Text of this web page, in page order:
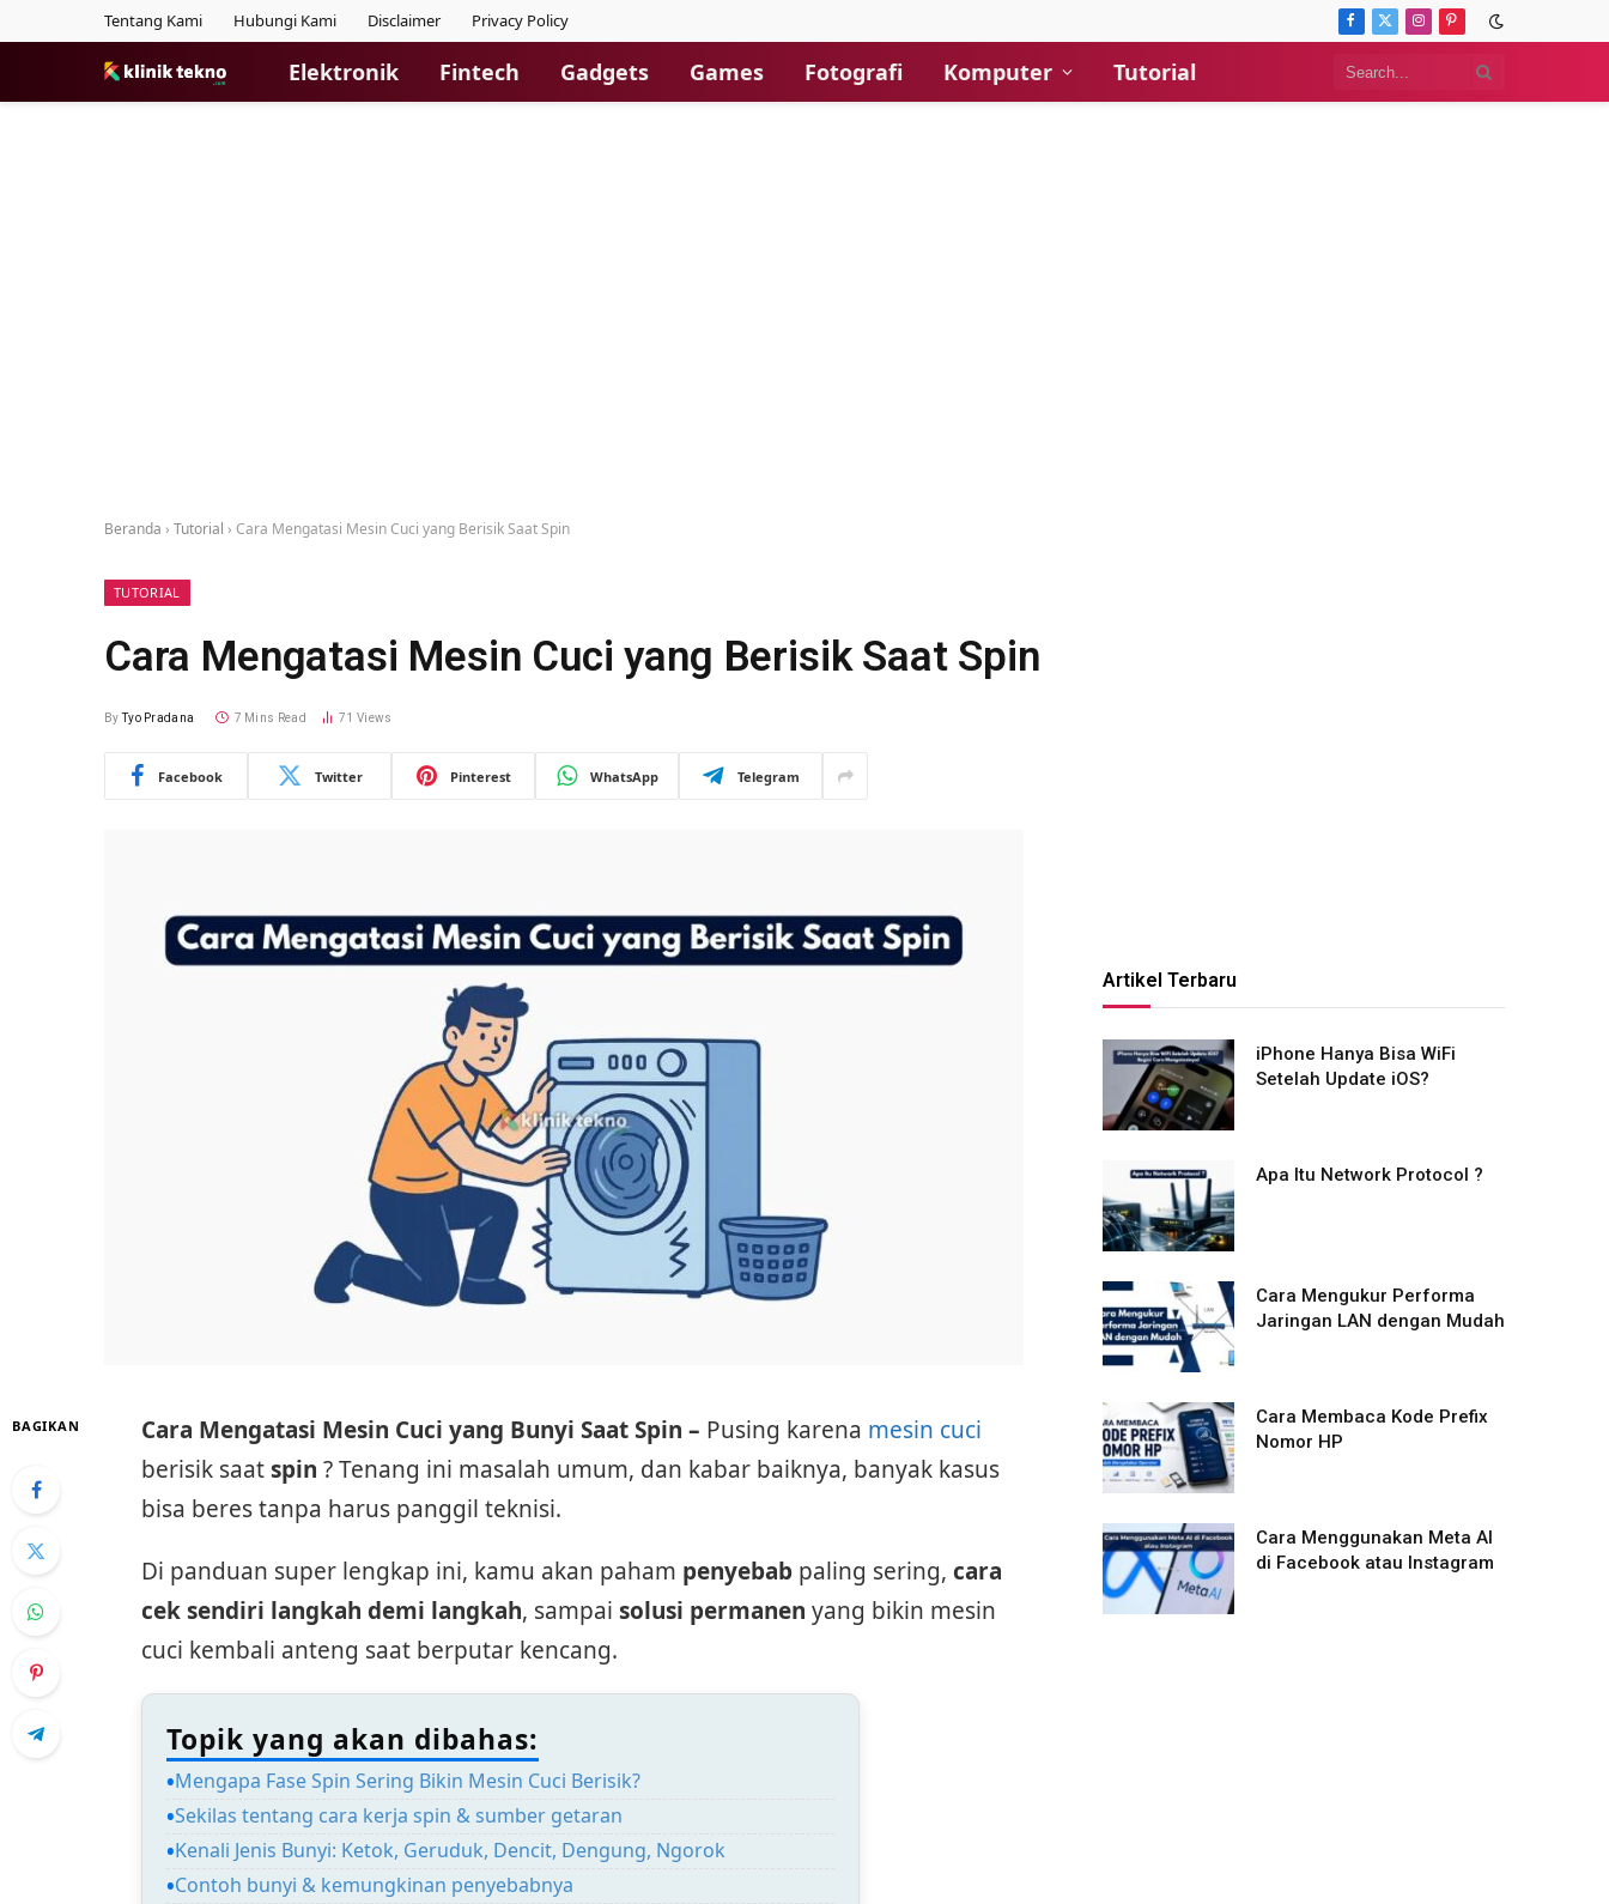
Tentang Kami Hubungi Kami Disclaimer Privacy Policy Facebook
X
Instagram
Pinterest
Elektronik Fintech Gadgets Games Fotografi Komputer Tutorial
Beranda › Tutorial › Cara Mengatasi Mesin Cuci yang Berisik Saat Spin
TUTORIAL
Cara Mengatasi Mesin Cuci yang Berisik Saat Spin
By Tyo Pradana 7 Mins Read 71Views
Facebook Twitter Pinterest WhatsApp Telegram
BAGIKAN Cara Mengatasi Mesin Cuci yang Bunyi Saat Spin – Pusing karena mesin cuci
berisik saatspin ? Tenang ini masalah umum, dan kabar baiknya, banyak kasus
bisa beres tanpa harus panggil teknisi.
Di panduan super lengkap ini, kamu akan paham penyebabpaling sering, cara
cek sendiri langkah demi langkah, sampai solusi permanen yang bikin mesin
cuci kembali anteng saat berputar kencang.
Topik yang akan dibahas:
Mengapa Fase Spin Sering Bikin Mesin Cuci Berisik?
Sekilas tentang cara kerja spin & sumber getaran
Kenali Jenis Bunyi: Ketok, Geruduk, Dencit, Dengung, Ngorok
Contoh bunyi & kemungkinan penyebabnya
Artikel Terbaru
iPhone Hanya Bisa WiFi
Setelah Update iOS?
Apa Itu Network Protocol ?
Cara Mengukur Performa
Jaringan LAN dengan Mudah
Cara Membaca Kode Prefix
Nomor HP
Cara Menggunakan Meta AI
di Facebook atau Instagram